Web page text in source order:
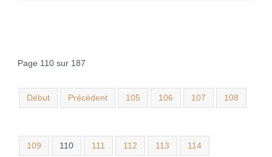
Page 110 sur 187
Début Précédent 105 106 107 108
109 110 111 112 113 114